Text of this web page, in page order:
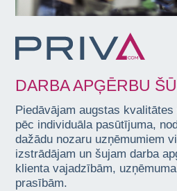
DARBA APĢĒRBU
Piedāvājam augstas
pēc individuāla pasūtījuma,
dažādu nozaru uzņēmumiem
izstrādājam un šujam darba
klienta vajadzībām,
prasībām.